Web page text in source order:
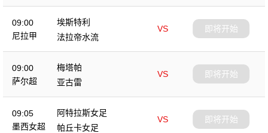
09:00
尼拉甲
埃斯特利
VS
法拉帝水流
即将开始
09:00
萨尔超
梅塔帕
VS
亚古雷
即将开始
09:05
墨西女超
阿特拉斯女足
VS
帕丘卡女足
即将开始